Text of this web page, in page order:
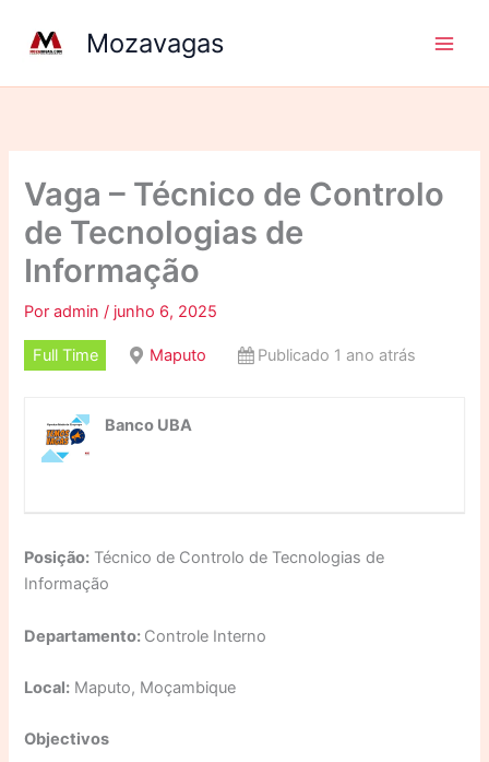
conteúdo
Mozavagas
Vaga – Técnico de Controlo
de Tecnologias de
Informação
Poradmin/ junho 6, 2025
Full Time Maputo Publicado 1 ano atrás
Banco UBA
Posição: Técnico de Controlo de Tecnologias de
Informação
Departamento: Controle Interno
Local: Maputo, Moçambique
Objectivos